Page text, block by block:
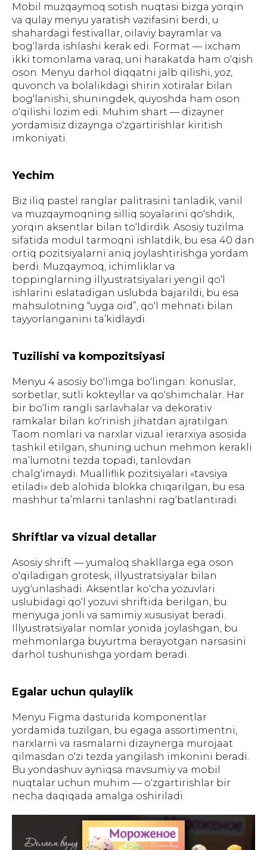
Mobil muzqaymoq sotish nuqtasi bizga yorqin
va qulay menyu yaratish vazifasini berdi, u
shahardagi festivallar, oilaviy bayramlar va
bog‘larda ishlashi kerak edi. Format — ixcham
ikki tomonlama varaq, uni harakatda ham o‘qish
oson. Menyu darhol diqqatni jalb qilishi, yoz,
quvonch va bolalikdagi shirin xotiralar bilan
bog‘lanishi, shuningdek, quyoshda ham oson
o‘qilishi lozim edi. Muhim shart — dizayner
yordamisiz dizaynga o‘zgartirishlar kiritish
imkoniyati.
Yechim
Biz iliq pastel ranglar palitrasini tanladik, vanil
va muzqaymoqning silliq soyalarini qo‘shdik,
yorqin aksentlar bilan to‘ldirdik. Asosiy tuzilma
sifatida modul tarmoqni ishlatdik, bu esa 40 dan
ortiq pozitsiyalarni aniq joylashtirishga yordam
berdi. Muzqaymoq, ichimliklar va
toppinglarning illyustratsiyalari yengil qo‘l
ishlarini eslatadigan uslubda bajarildi, bu esa
mahsulotning “uyga oid”, qo‘l mehnati bilan
tayyorlanganini ta’kidlaydi.
Tuzilishi va kompozitsiyasi
Menyu 4 asosiy bo‘limga bo‘lingan: konuslar,
sorbetlar, sutli kokteyllar va qo‘shimchalar. Har
bir bo‘lim rangli sarlavhalar va dekorativ
ramkalar bilan ko‘rinish jihatdan ajratilgan.
Taom nomlari va narxlar vizual ierarxiya asosida
tashkil etilgan, shuning uchun mehmon kerakli
ma’lumotni tezda topadi, tanlovdan
chalg‘imaydi. Mualliflik pozitsiyalari «tavsiya
etiladi» deb alohida blokka chiqarilgan, bu esa
mashhur ta’mlarni tanlashni rag‘batlantiradi.
Shriftlar va vizual detallar
Asosiy shrift — yumaloq shakllarga ega oson
o‘qiladigan grotesk, illyustratsiyalar bilan
uyg‘unlashadi. Aksentlar ko‘cha yozuvlari
uslubidagi qo‘l yozuvi shriftida berilgan, bu
menyuga jonli va samimiy xususiyat beradi.
Illyustratsiyalar nomlar yonida joylashgan, bu
mehmonlarga buyurtma berayotgan narsasini
darhol tushunishga yordam beradi.
Egalar uchun qulaylik
Menyu Figma dasturida komponentlar
yordamida tuzilgan, bu egaga assortimentni,
narxlarni va rasmalarni dizaynerga murojaat
qilmasdan o‘zi tezda yangilash imkonini beradi.
Bu yondashuv ayniqsa mavsumiy va mobil
nuqtalar uchun muhim — o‘zgartirishlar bir
necha daqiqada amalga oshiriladi.